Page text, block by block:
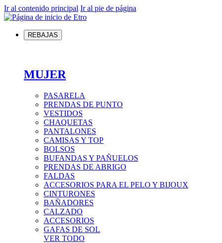
Ir al contenido principal Ir al pie de página
REBAJAS
MUJER
PASARELA
PRENDAS DE PUNTO
VESTIDOS
CHAQUETAS
PANTALONES
CAMISAS Y TOP
BOLSOS
BUFANDAS Y PAÑUELOS
PRENDAS DE ABRIGO
FALDAS
ACCESORIOS PARA EL PELO Y BIJOUX
CINTURONES
BAÑADORES
CALZADO
ACCESORIOS
GAFAS DE SOL
VER TODO